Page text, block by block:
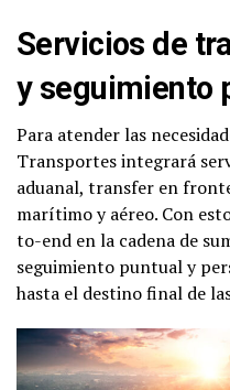
Servicios de
y seguimiento
Para atender las
Transportes integrará
aduanal, transfer en
marítimo y aéreo. Con
to-end en la cadena de
seguimiento puntual y
hasta el destino final de